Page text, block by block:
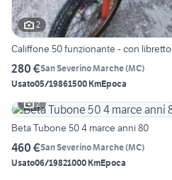
2
Califfone 50 funzionante - con libretto
280 €San Severino Marche(MC)
Usato05/19861500 KmEpoca
2
Beta Tubone 50 4 marce anni 80
460 €San Severino Marche(MC)
Usato06/19821000 KmEpoca